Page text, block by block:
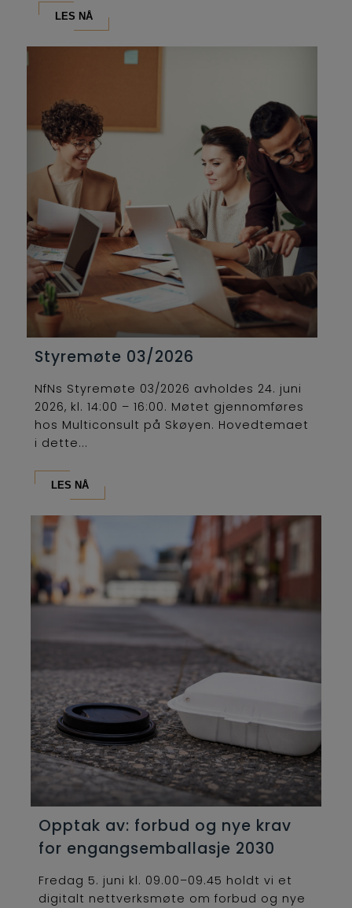
LES NÅ
Styremøte 03/2026
NfNs Styremøte 03/2026 avholdes 24. juni
2026, kl. 14:00 – 16:00. Møtet gjennomføres
hos Multiconsult på Skøyen. Hovedtemaet
i dette...
LES NÅ
Opptak av: forbud og nye krav
for engangsemballasje 2030
Fredag 5. juni kl. 09.00–09.45 holdt vi et
digitalt nettverksmøte om forbud og nye